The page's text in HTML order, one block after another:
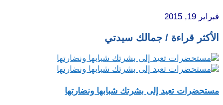
فبراير 19, 2015
الأكثر قراءة / جمالك سيدتي
مستحضرات تعيد إلى بشرتك شبابها ونضارتها